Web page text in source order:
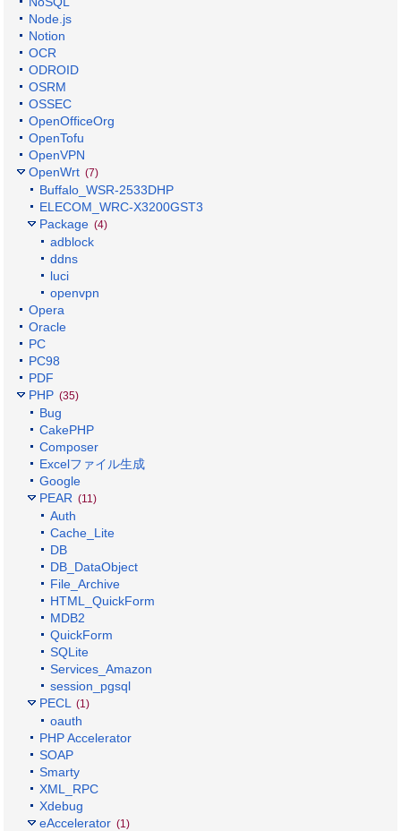
Node.js
Notion
OCR
ODROID
OSRM
OSSEC
OpenOfficeOrg
OpenTofu
OpenVPN
OpenWrt (7)
Buffalo_WSR-2533DHP
ELECOM_WRC-X3200GST3
Package (4)
adblock
ddns
luci
openvpn
Opera
Oracle
PC
PC98
PDF
PHP (35)
Bug
CakePHP
Composer
Excelファイル生成
Google
PEAR (11)
Auth
Cache_Lite
DB
DB_DataObject
File_Archive
HTML_QuickForm
MDB2
QuickForm
SQLite
Services_Amazon
session_pgsql
PECL
(1)
oauth
PHP Accelerator
SOAP
Smarty
XML_RPC
Xdebug
eAccelerator (1)